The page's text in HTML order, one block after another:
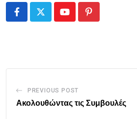
YoutubePinterest
PREVIOUS POST
Ακολουθώντας τις Συμβουλές